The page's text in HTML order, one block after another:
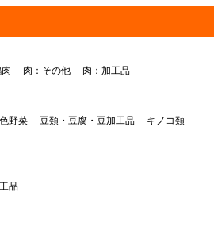
肉：その他 肉：加工品
野菜 豆類・豆腐・豆加工品
キノコ類
品